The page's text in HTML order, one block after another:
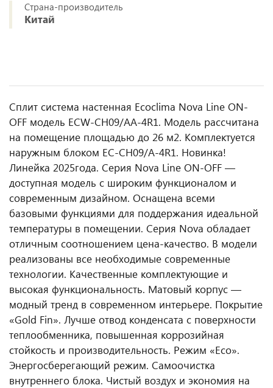
Страна-производитель
Китай
Сплит система настенная Ecoclima Nova Line ON-
OFF модель ECW-СH09/AA-4R1. Модель рассчитана
на помещение площадью до 26 м2. Комплектуется
наружным блоком EC-CH09/A-4R1. Новинка!
Линейка 2025года. Серия Nova Line ON-OFF —
доступная модель с широким функционалом и
современным дизайном. Оснащена всеми
базовыми функциями для поддержания идеальной
температуры в помещении. Серия Nova обладает
отличным соотношением цена-качество. В модели
реализованы все необходимые современные
технологии. Качественные комплектующие и
высокая функциональность. Матовый корпус —
модный тренд в современном интерьере. Покрытие
«Gold Fin». Лучше отвод конденсата с поверхности
теплообменника, повышенная коррозийная
стойкость и производительность. Режим «Eco».
Энергосберегающий режим. Самоочистка
внутреннего блока. Чистый воздух и экономия на